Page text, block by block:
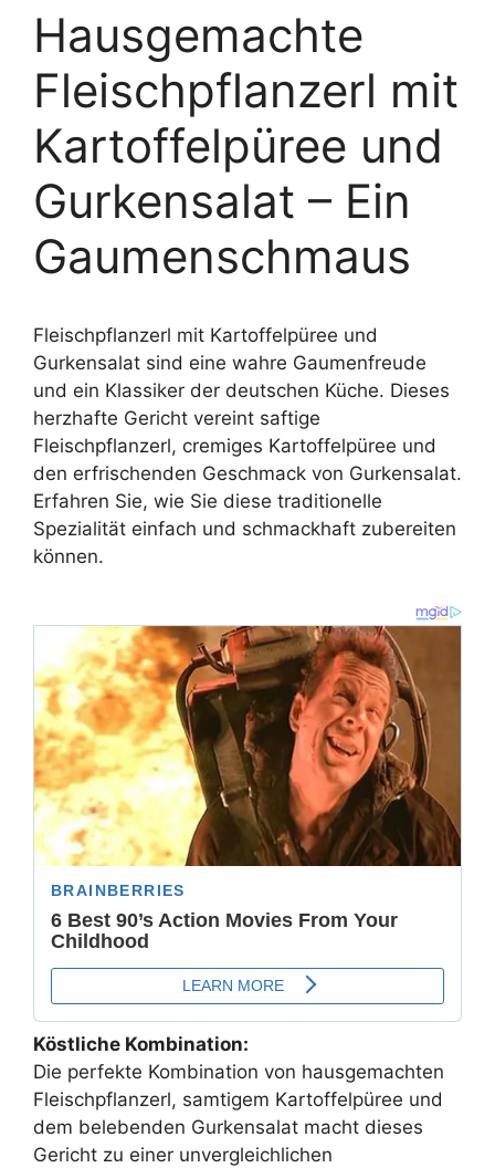
Hausgemachte
Fleischpflanzerl mit
Kartoffelpüree und
Gurkensalat – Ein
Gaumenschmaus
Fleischpflanzerl mit Kartoffelpüree und
Gurkensalat sind eine wahre Gaumenfreude
und ein Klassiker der deutschen Küche. Dieses
herzhafte Gericht vereint saftige
Fleischpflanzerl, cremiges Kartoffelpüree und
den erfrischenden Geschmack von Gurkensalat.
Erfahren Sie, wie Sie diese traditionelle
Spezialität einfach und schmackhaft zubereiten
können.
Köstliche Kombination:
Die perfekte Kombination von hausgemachten
Fleischpflanzerl, samtigem Kartoffelpüree und
dem belebenden Gurkensalat macht dieses
Gericht zu einer unvergleichlichen